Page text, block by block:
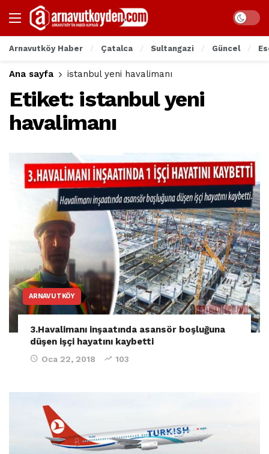
Arnavutköy Haber Çatalca Sultangazi Güncel
Ana sayfa istanbul yeni havalimanı
Etiket: istanbul yeni
havalimanı
ARNAVUTKÖY
3.Havalimanı inşaatında asansör boşluğuna
düşen işçi hayatını kaybetti
Oca 22, 2018 103